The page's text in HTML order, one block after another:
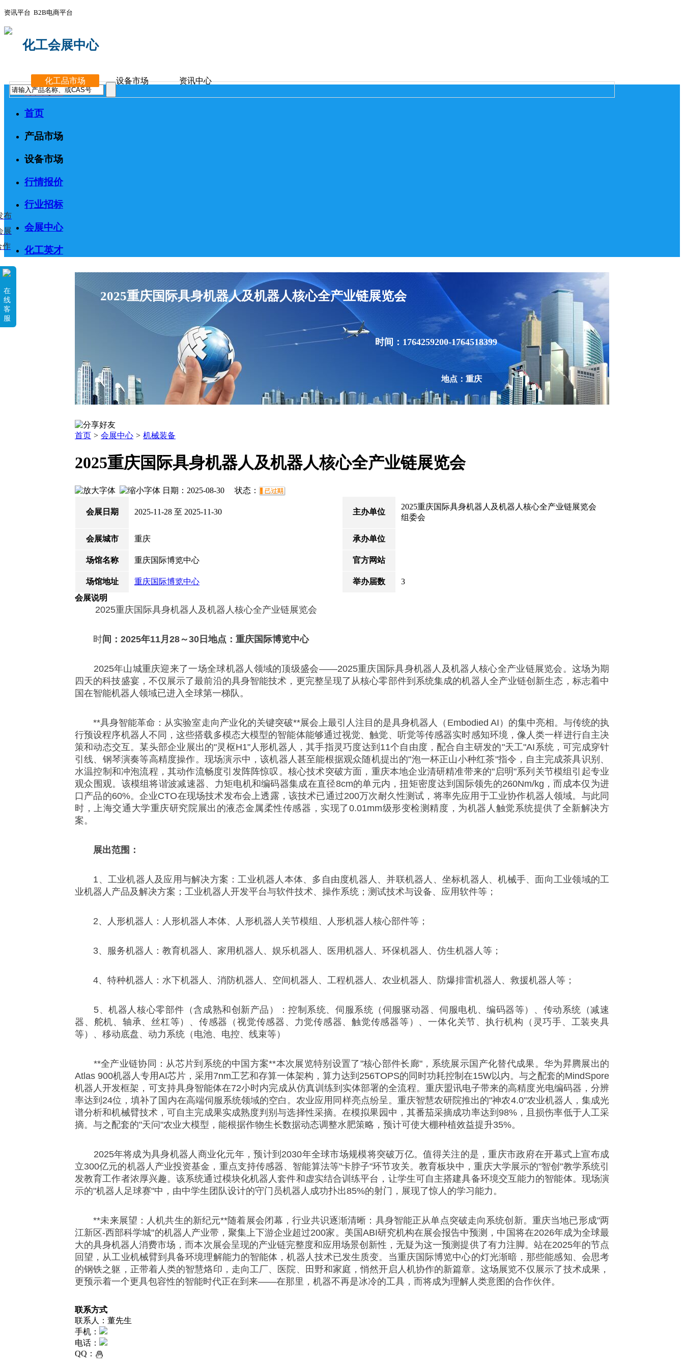
资讯平台 B2B电商平台
化工会展中心
化工品市场 设备市场 资讯中心
分类导航
首页
产品市场
设备市场
行情报价
行业招标
会展中心
化工英才
布
展
作
在
线
客
服
2025重庆国际具身机器人及机器人核心全产业链展览会
时间：1764259200-1764518399
地点：重庆
首页 > 会展中心 > 机械装备
2025重庆国际具身机器人及机器人核心全产业链展览会
日期：2025-08-30 状态：
会展日期 2025-11-28 至 2025-11-30 主办单位
2025重庆国际具身机器人及机器人核心全产业链展览会
组委会
会展城市 重庆 承办单位
场馆名称 重庆国际博览中心 官方网站
场馆地址 重庆国际博览中心 举办届数
3
会展说明
2025重庆国际具身机器人及机器人核心全产业链展览会
时间：2025年11月28～30日地点：重庆国际博览中心
2025年山城重庆迎来了一场全球机器人领域的顶级盛会——2025重庆国际具身机器人及机器人核心全产业链展览会。这场为期
四天的科技盛宴，不仅展示了最前沿的具身智能技术，更完整呈现了从核心零部件到系统集成的机器人全产业链创新生态，标志着中
国在智能机器人领域已进入全球第一梯队。
**具身智能革命：从实验室走向产业化的关键突破**展会上最引人注目的是具身机器人（Embodied AI）的集中亮相。与传统的执
行预设程序机器人不同，这些搭载多模态大模型的智能体能够通过视觉、触觉、听觉等传感器实时感知环境，像人类一样进行自主决
策和动态交互。某头部企业展出的"灵枢H1"人形机器人，其手指灵巧度达到11个自由度，配合自主研发的"天工"AI系统，可完成穿针
引线、钢琴演奏等高精度操作。现场演示中，该机器人甚至能根据观众随机提出的"泡一杯正山小种红茶"指令，自主完成茶具识别、
水温控制和冲泡流程，其动作流畅度引发阵阵惊叹。核心技术突破方面，重庆本地企业清研精准带来的"启明"系列关节模组引起专业
观众围观。该模组将谐波减速器、力矩电机和编码器集成在直径8cm的单元内，扭矩密度达到国际领先的260Nm/kg，而成本仅为进
口产品的60%。企业CTO在现场技术发布会上透露，该技术已通过200万次耐久性测试，将率先应用于工业协作机器人领域。与此同
时，上海交通大学重庆研究院展出的液态金属柔性传感器，实现了0.01mm级形变检测精度，为机器人触觉系统提供了全新解决方
案。
展出范围：
1、工业机器人及应用与解决方案：工业机器人本体、多自由度机器人、并联机器人、坐标机器人、机械手、面向工业领域的工
业机器人产品及解决方案；工业机器人开发平台与软件技术、操作系统；测试技术与设备、应用软件等；
2、人形机器人：人形机器人本体、人形机器人关节模组、人形机器人核心部件等；
3、服务机器人：教育机器人、家用机器人、娱乐机器人、医用机器人、环保机器人、仿生机器人等；
4、特种机器人：水下机器人、消防机器人、空间机器人、工程机器人、农业机器人、防爆排雷机器人、救援机器人等；
5、机器人核心零部件（含成熟和创新产品）：控制系统、伺服系统（伺服驱动器、伺服电机、编码器等）、传动系统（减速
器、舵机、轴承、丝杠等）、传感器（视觉传感器、力觉传感器、触觉传感器等）、一体化关节、执行机构（灵巧手、工装夹具
等）、移动底盘、动力系统（电池、电控、线束等）
**全产业链协同：从芯片到系统的中国方案**本次展览特别设置了"核心部件长廊"，系统展示国产化替代成果。华为昇腾展出的
Atlas 900机器人专用AI芯片，采用7nm工艺和存算一体架构，算力达到256TOPS的同时功耗控制在15W以内。与之配套的MindSpore
机器人开发框架，可支持具身智能体在72小时内完成从仿真训练到实体部署的全流程。重庆盟讯电子带来的高精度光电编码器，分辨
率达到24位，填补了国内在高端伺服系统领域的空白。农业应用同样亮点纷呈。重庆智慧农研院推出的"神农4.0"农业机器人，集成光
谱分析和机械臂技术，可自主完成果实成熟度判别与选择性采摘。在模拟果园中，其番茄采摘成功率达到98%，且损伤率低于人工采
摘。与之配套的"天问"农业大模型，能根据作物生长数据动态调整水肥策略，预计可使大棚种植效益提升35%。
2025年将成为具身机器人商业化元年，预计到2030年全球市场规模将突破万亿。值得关注的是，重庆市政府在开幕式上宣布成
立300亿元的机器人产业投资基金，重点支持传感器、智能算法等"卡脖子"环节攻关。教育板块中，重庆大学展示的"智创"教学系统引
发教育工作者浓厚兴趣。该系统通过模块化机器人套件和虚实结合训练平台，让学生可自主搭建具备环境交互能力的智能体。现场演
示的"机器人足球赛"中，由中学生团队设计的守门员机器人成功扑出85%的射门，展现了惊人的学习能力。
**未来展望：人机共生的新纪元**随着展会闭幕，行业共识逐渐清晰：具身智能正从单点突破走向系统创新。重庆当地已形成"两
江新区-西部科学城"的机器人产业带，聚集上下游企业超过200家。美国ABI研究机构在展会报告中预测，中国将在2026年成为全球最
大的具身机器人消费市场，而本次展会呈现的产业链完整度和应用场景创新性，无疑为这一预测提供了有力注脚。站在2025年的节点
回望，从工业机械臂到具备环境理解能力的智能体，机器人技术已发生质变。当重庆国际博览中心的灯光渐暗，那些能感知、会思考
的钢铁之躯，正带着人类的智慧烙印，走向工厂、医院、田野和家庭，悄然开启人机协作的新篇章。这场展览不仅展示了技术成果，
更预示着一个更具包容性的智能时代正在到来——在那里，机器不再是冰冷的工具，而将成为理解人类意图的合作伙伴。
联系方式
联系人：董先生
手机：
电话：
QQ：